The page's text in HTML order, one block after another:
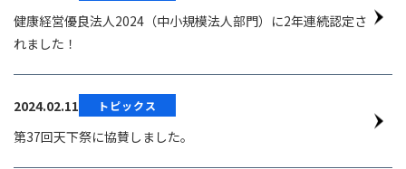
健康経営優良法人2024（中小規模法人部門）に2年連続認定さ
れました！
2024.02.11 トピックス
第37回天下祭に協賛しました。